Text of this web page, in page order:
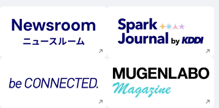
新規ウィンドウで開く 新規ウィンドウで
新規ウィンドウで開く 新規ウィンドウで